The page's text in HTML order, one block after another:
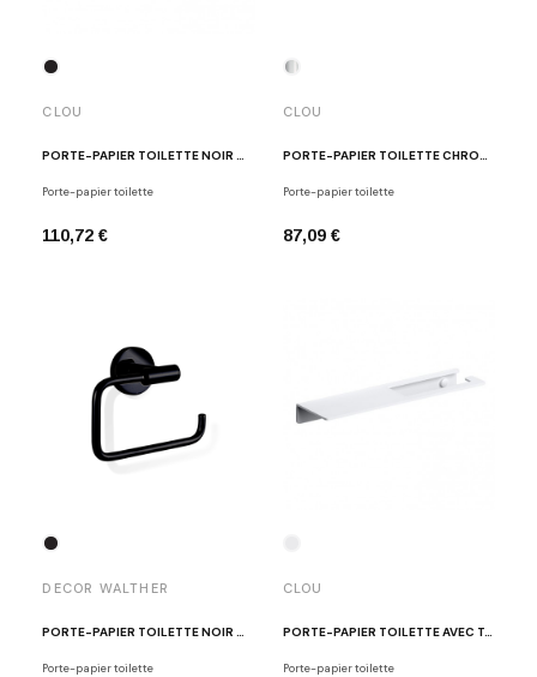
CLOU
PORTE-PAPIER TOILETTE NOIR MAT FLAT
Porte-papier toilette
110,72 €
CLOU
PORTE-PAPIER TOILETTE CHROME CL-09.02030.21
Porte-papier toilette
87,09 €
DECOR WALTHER
PORTE-PAPIER TOILETTE NOIR MAT BA TPH3
Porte-papier toilette
CLOU
PORTE-PAPIER TOILETTE AVEC TABLETTE BLANC FOLD
Porte-papier toilette